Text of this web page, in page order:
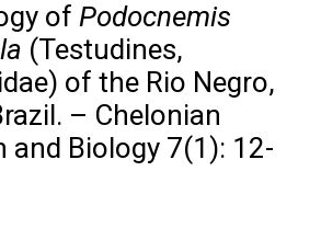
of Podocnemis
(Testudines,
of the Rio Negro,
– Chelonian
and Biology 7(1): 12-